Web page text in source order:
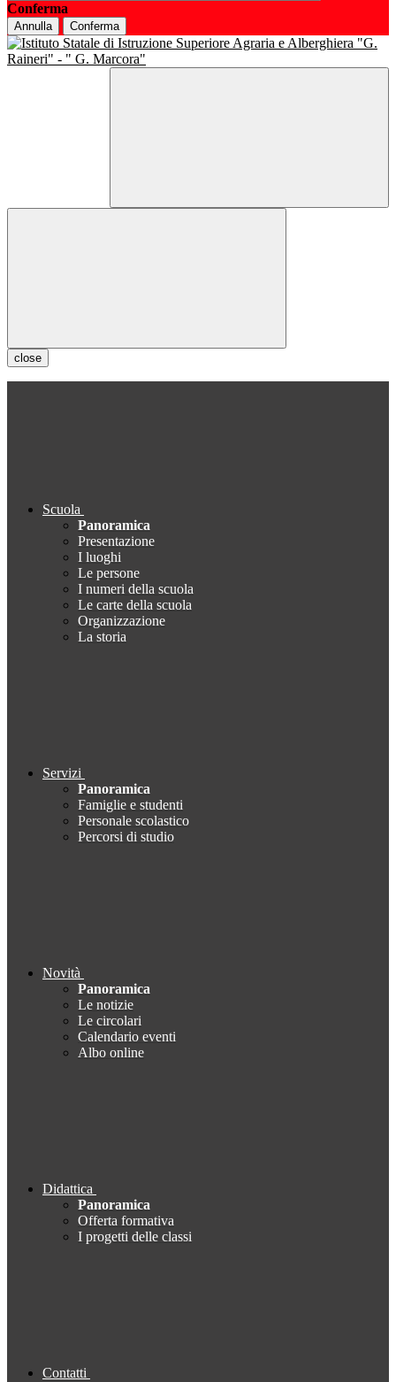
Conferma
Annulla Conferma
close
Scuola
Panoramica
Presentazione
I luoghi
Le persone
I numeri della scuola
Le carte della scuola
Organizzazione
La storia
Servizi
Panoramica
Famiglie e studenti
Personale scolastico
Percorsi di studio
Novità
Panoramica
Le notizie
Le circolari
Calendario eventi
Albo online
Didattica
Panoramica
Offerta formativa
I progetti delle classi
Contatti